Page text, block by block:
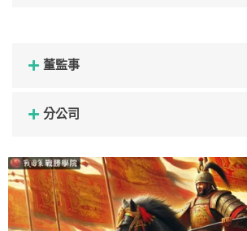
董監事
分公司